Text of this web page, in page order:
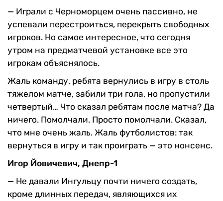
— Играли с Черноморцем очень пассивно, не
успевали перестроиться, перекрыть свободных
игроков. Но самое интересное, что сегодня
утром на предматчевой установке все это
игрокам объяснялось.
Жаль команду, ребята вернулись в игру в столь
тяжелом матче, забили три гола, но пропустили
четвертый… Что сказал ребятам после матча? Да
ничего. Помолчали. Просто помолчали. Сказал,
что мне очень жаль. Жаль футболистов: так
вернуться в игру и так проиграть — это нонсенс.
Игор Йовичевич, Днепр-1
— Не давали Ингульцу почти ничего создать,
кроме длинных передач, являющихся их